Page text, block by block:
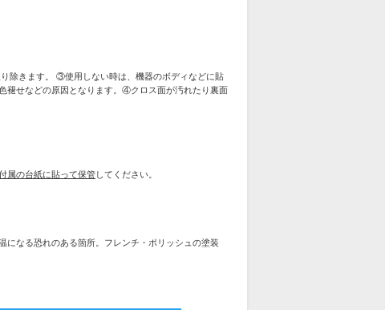
除きます。 ③使用しない時は、機器のボディなどに貼
褪せなどの原因となります。④クロス面が汚れたり裏面
属の台紙に貼って保管してください。
になる恐れのある箇所。フレンチ・ポリッシュの塗装